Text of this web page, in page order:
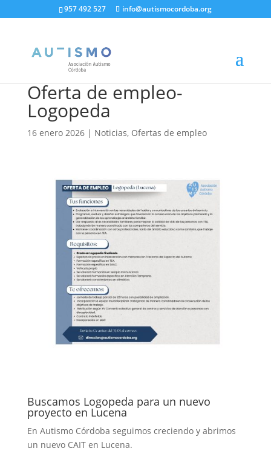
957 492 527 info@autismocordoba.org
Oferta de empleo-
Logopeda
16 enero 2026| Noticias, Ofertas de empleo
Buscamos Logopeda para un nuevo
proyecto en Lucena
En Autismo Córdoba seguimos creciendo y abrimos
un nuevo CAIT en Lucena.